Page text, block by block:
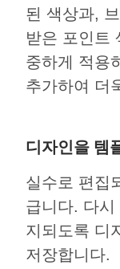
된 색상과,
받은 포인트
중하게 적용
추가하여 더
디자인을 템
실수로 편집
급니다. 다
지되도록 디
저장합니다.